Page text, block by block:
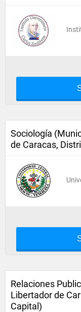
Sociología
de Caracas,
Relaciones
Libertador de
Capital)